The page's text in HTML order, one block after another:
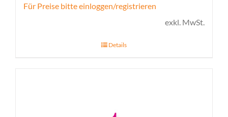
Für Preise bitte einloggen/registrieren
exkl. MwSt.
Details